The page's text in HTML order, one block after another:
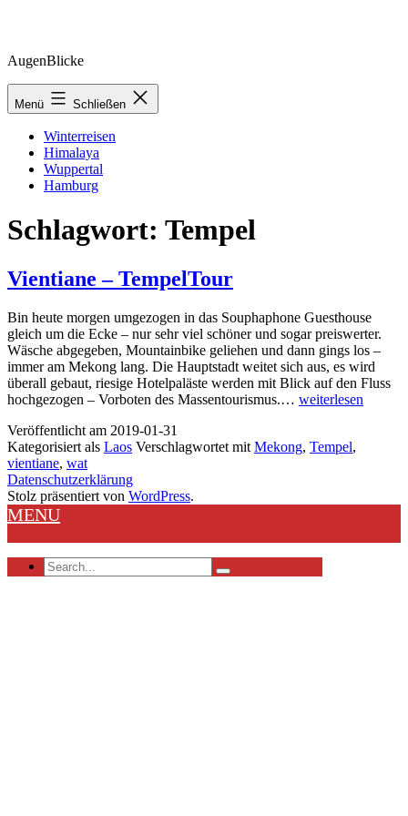
Zum
springen
AugenBlicke
Menü Schließen
Winterreisen
Himalaya
Wuppertal
Hamburg
Schlagwort: Tempel
Vientiane – TempelTour
Bin heute morgen umgezogen in das Souphaphone Guesthouse
gleich um die Ecke – nur sehr viel schöner und sogar preiswerter.
Wäsche abgegeben, Mountainbike geliehen und dann gings los –
immer am Mekong lang. Die Hauptstadt weitet sich aus, es wird
überall gebaut, riesige Hotelpaläste werden mit Blick auf den Fluss
hochgezogen – Vorboten des Massentourismus.… Vientiane
weiterlesen
Veröffentlicht am 2019-01-31
Kategorisiert als Laos Verschlagwortet mit Mekong, Tempel,
vientiane, wat
Datenschutzerklärung
Stolz präsentiert von WordPress.
MENU
Search